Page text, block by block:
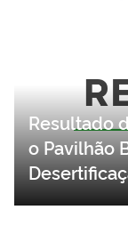
Resultado
o Pavilhão